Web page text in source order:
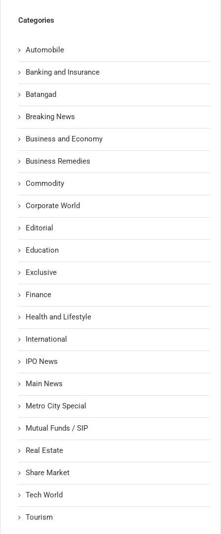
Categories
Automobile
Banking and Insurance
Batangad
Breaking News
Business and Economy
Business Remedies
Commodity
Corporate World
Editorial
Education
Exclusive
Finance
Health and Lifestyle
International
IPO News
Main News
Metro City Special
Mutual Funds / SIP
Real Estate
Share Market
Tech World
Tourism